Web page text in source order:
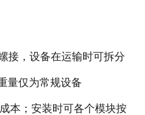
接，设备在运输时可拆分
量仅为常规设备
本；安装时可各个模块按